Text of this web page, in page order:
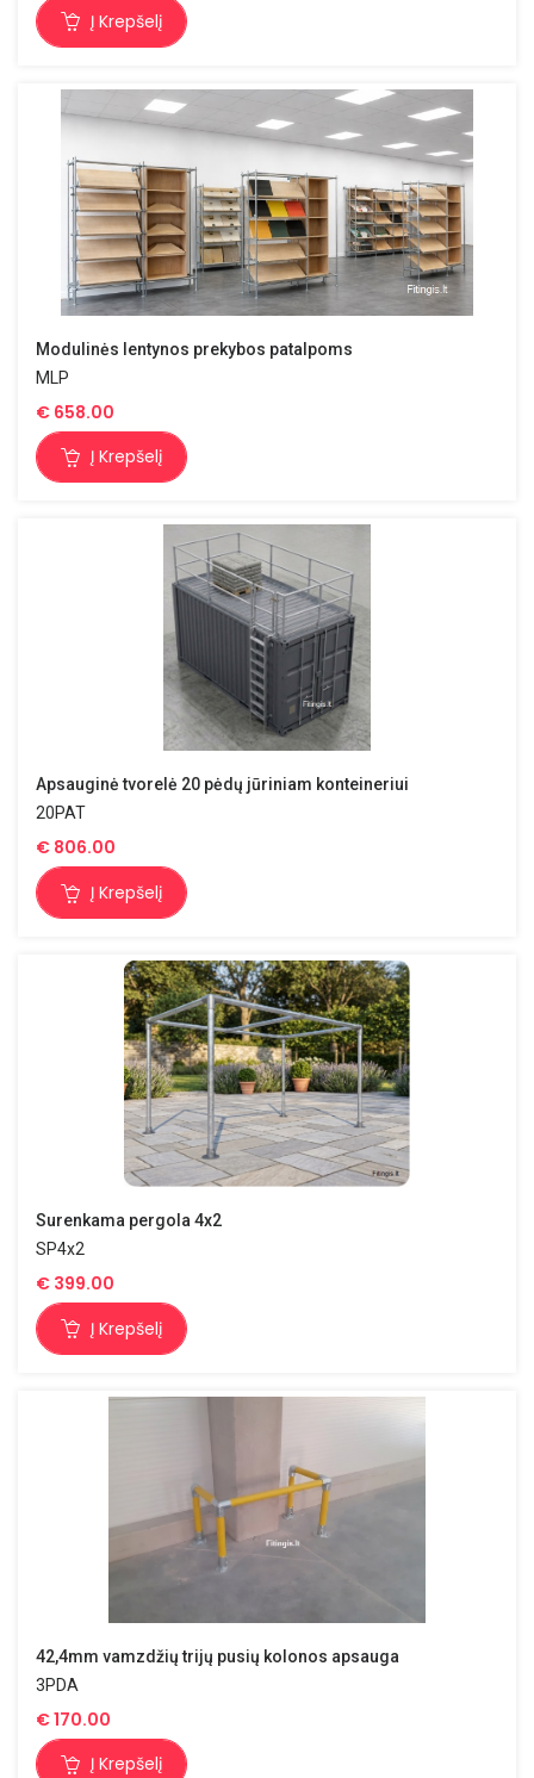
Į Krepšelį
Modulinės lentynos prekybos patalpoms
MLP
€ 658.00
Į Krepšelį
Apsauginė tvorelė 20 pėdų jūriniam konteineriui
20PAT
€ 806.00
Į Krepšelį
Surenkama pergola 4x2
SP4x2
€ 399.00
Į Krepšelį
42,4mm vamzdžių trijų pusių kolonos apsauga
3PDA
€170.00
Į Krepšelį